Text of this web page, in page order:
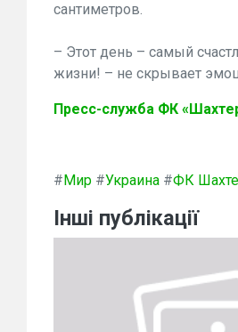
сантиметров.
– Этот день – самый
жизни! – не скрывает
Пресс-служба ФК
#Мир #Украина #ФК
Інші публікації